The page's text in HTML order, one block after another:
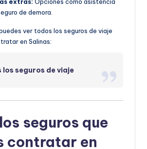
de demora.
ver todos los seguros de viaje
en Salinas:
los seguros de viaje
seguros que
contratar en